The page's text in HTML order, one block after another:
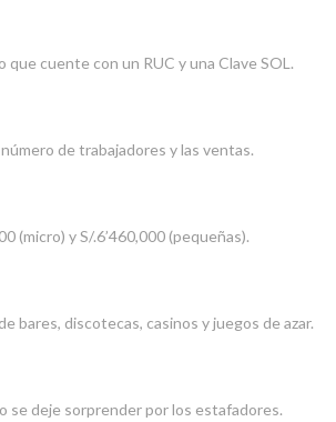
que cuente con un RUC y una Clave SOL.
de trabajadores y las ventas.
(micro) y S/.6’460,000 (pequeñas).
bares, discotecas, casinos y juegos de azar.
se deje sorprender por los estafadores.